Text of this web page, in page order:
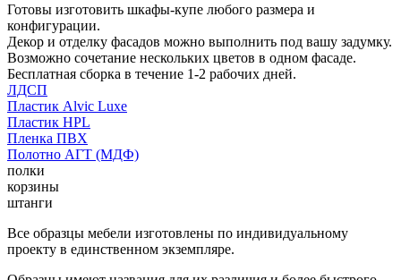
Готовы изготовить шкафы-купе любого размера и
конфигурации.
Декор и отделку фасадов можно выполнить под вашу задумку.
Возможно сочетание нескольких цветов в одном фасаде.
Бесплатная сборка в течение 1-2 рабочих дней.
ЛДСП
Пластик Alvic Luxe
Пластик HPL
Пленка ПВХ
Полотно АГТ (МДФ)
полки
корзины
штанги
Все образцы мебели изготовлены по индивидуальному
проекту в единственном экземпляре.